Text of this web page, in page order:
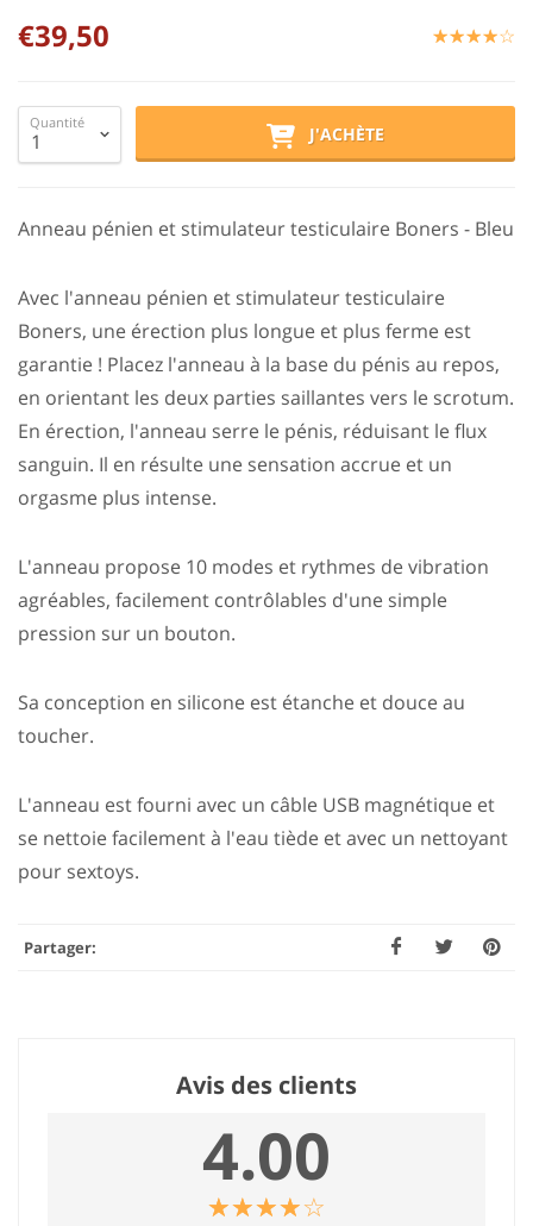
€39,50
☆☆☆☆☆
★★★★★
Quantité
J'ACHÈTE
Anneau pénien et stimulateur testiculaire Boners - Bleu
Avec l'anneau pénien et stimulateur testiculaire
Boners, une érection plus longue et plus ferme est
garantie ! Placez l'anneau à la base du pénis au repos,
en orientant les deux parties saillantes vers le scrotum.
En érection, l'anneau serre le pénis, réduisant le flux
sanguin. Il en résulte une sensation accrue et un
orgasme plus intense.
L'anneau propose 10 modes et rythmes de vibration
agréables, facilement contrôlables d'une simple
pression sur un bouton.
Sa conception en silicone est étanche et douce au
toucher.
L'anneau est fourni avec un câble USB magnétique et
se nettoie facilement à l'eau tiède et avec un nettoyant
pour sextoys.
Partager:
Avis des clients
4.00
☆☆☆☆☆
★★★★★